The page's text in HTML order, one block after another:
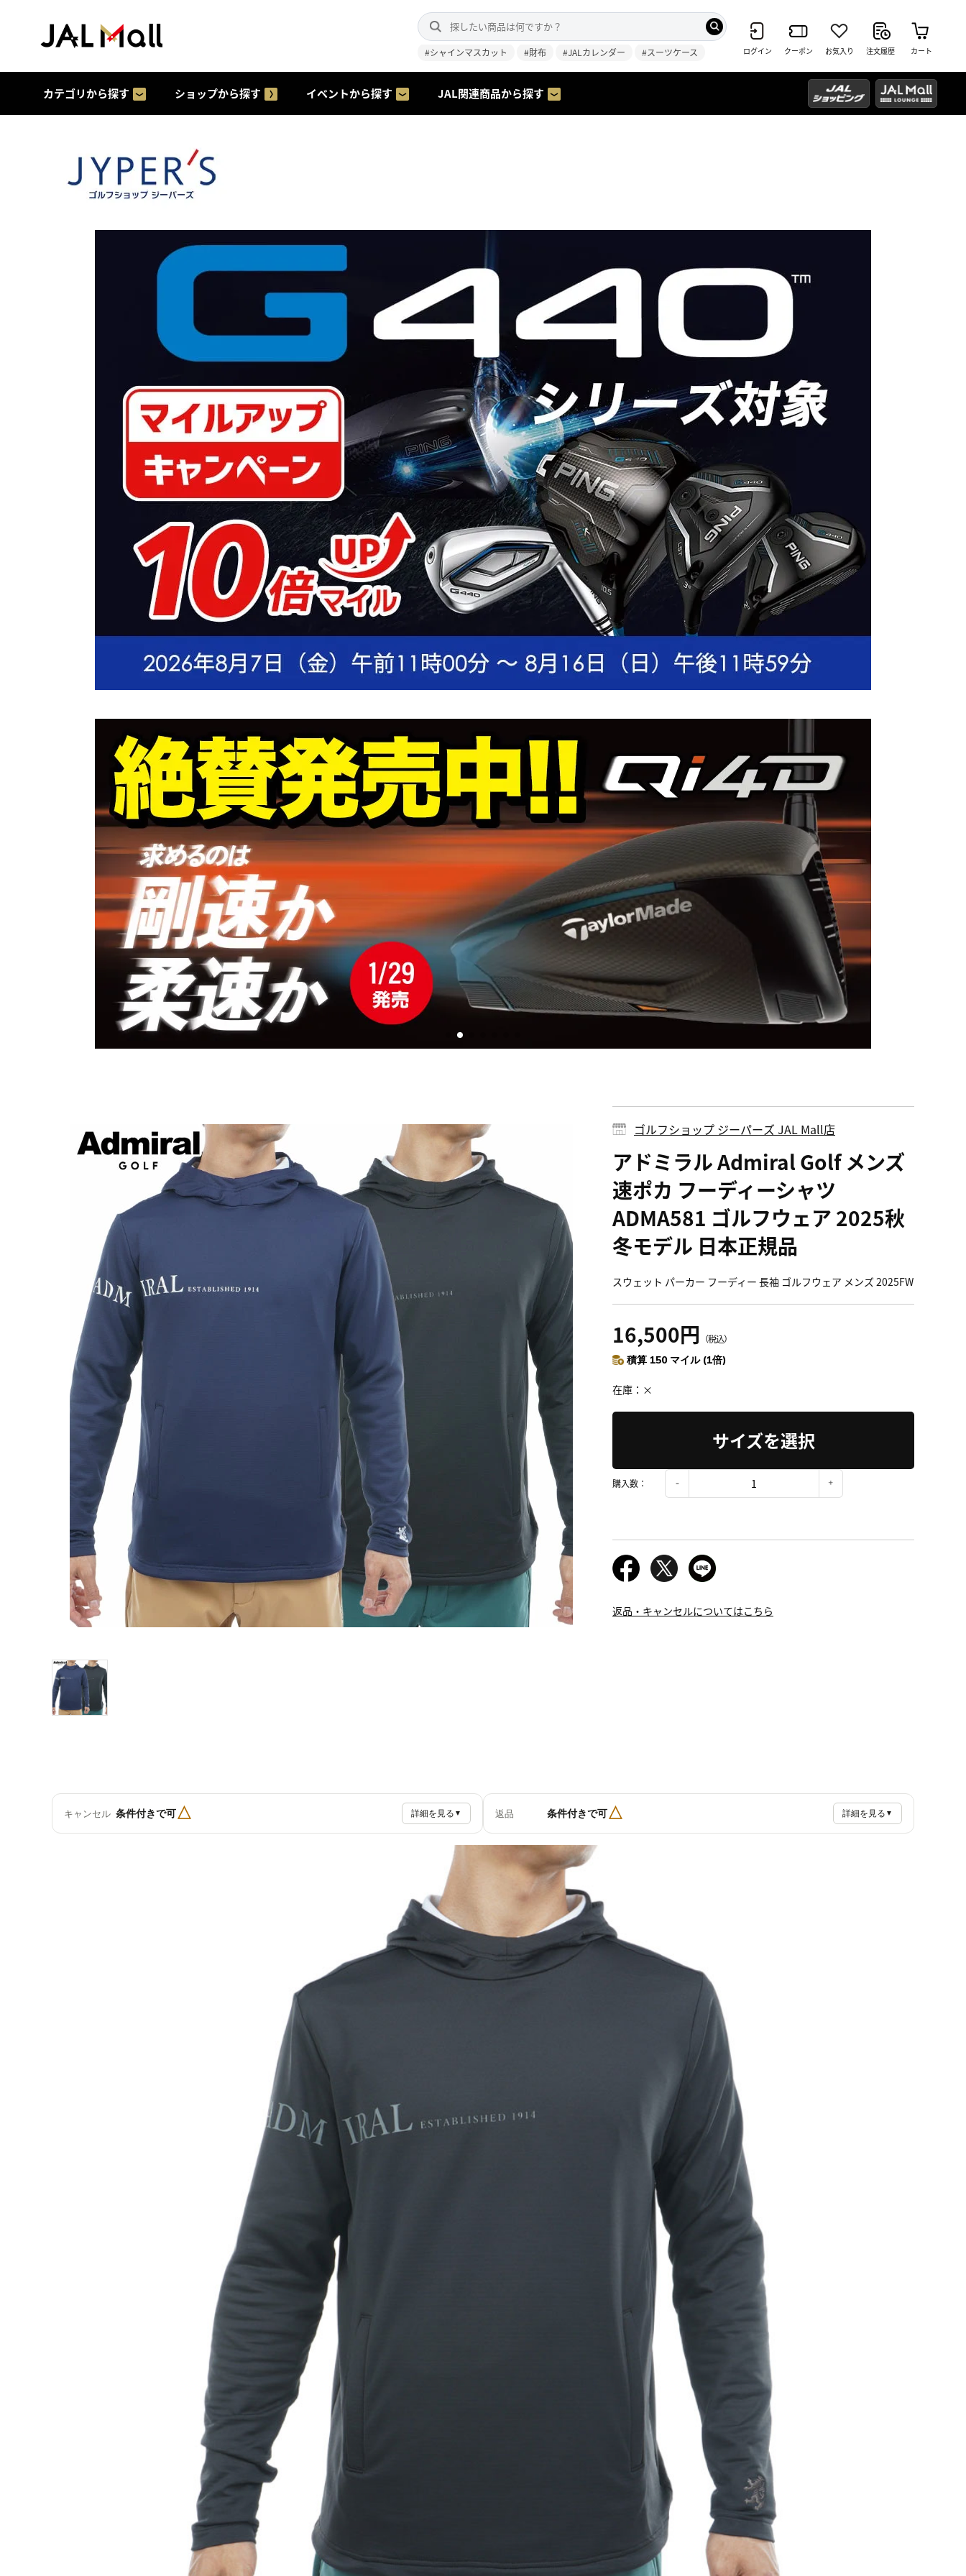
#シャインマスカット #財布 #JALカレンダー #スーツケース ログイン クーポン お気入り 注文履歴 カート
カテゴリから探す ショップから探す イベントから探す JAL関連商品から探す
ゴルフショップ ジーパーズ JAL Mall店
アドミラル Admiral Golf メンズ
速ポカ フーディーシャツ
ADMA581 ゴルフウェア 2025秋
冬モデル 日本正規品
スウェット パーカー フーディー 長袖 ゴルフウェア メンズ 2025FW
16,500円 （税込）
積算 150 マイル (1倍)
在庫 ×
サイズを選択
購入数：
返品・キャンセルについてはこちら
キャンセル 条件付きで可△ 詳細を見る ▼ 返品 条件付きで可△ 詳細を見る ▼